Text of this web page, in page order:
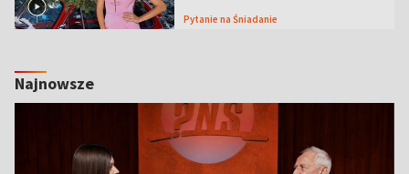
Pytanie na Śniadanie
Najnowsze